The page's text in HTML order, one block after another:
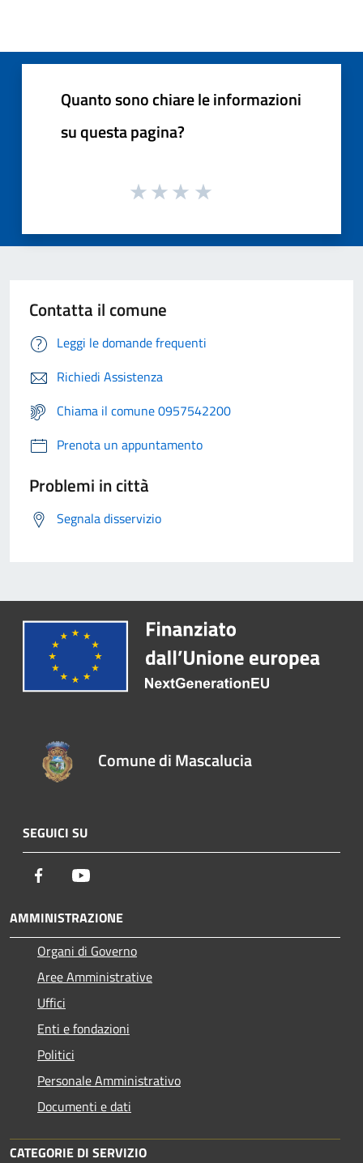
Quanto sono chiare le informazioni
su questa pagina?
Contatta il comune
Leggi le domande frequenti
Richiedi Assistenza
Chiama il comune 0957542200
Prenota un appuntamento
Problemi in città
Segnala disservizio
Comune di Mascalucia
SEGUICI SU
Facebook
AMMINISTRAZIONE
Organi di Governo
Aree Amministrative
Uffici
Enti e fondazioni
Politici
Personale Amministrativo
Documenti e dati
CATEGORIE DI SERVIZIO